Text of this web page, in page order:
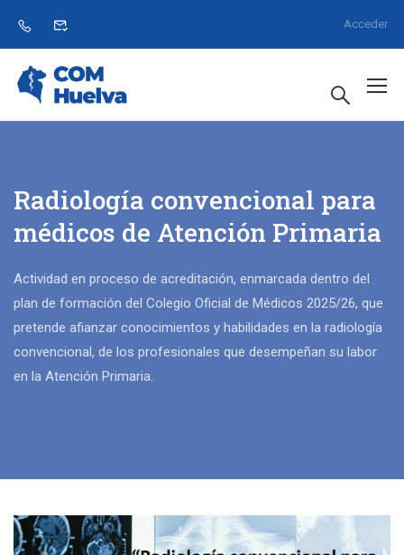
Acceder
Radiología convencional para
médicos de Atención Primaria
Actividad en proceso de acreditación, enmarcada dentro del
plan de formación del Colegio Oficial de Médicos 2025/26, que
pretende afianzar conocimientos y habilidades en la radiología
convencional, de los profesionales que desempeñan su labor
en la Atención Primaria.